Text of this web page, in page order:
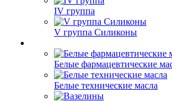
IV группа
V группа Силиконы
Белые фармацевтические
Белые технические масла